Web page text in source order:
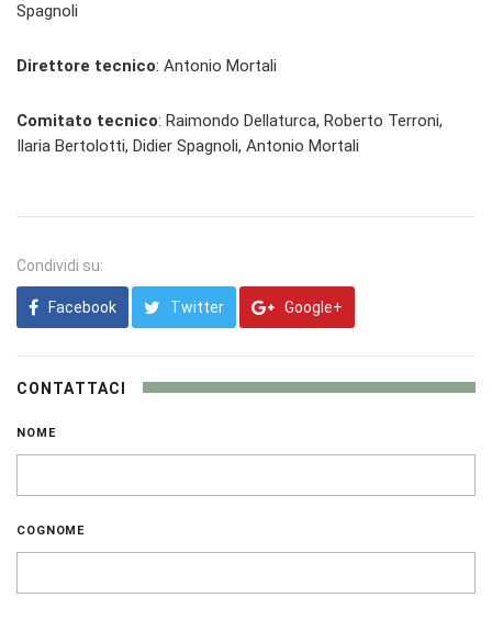
Spagnoli
Direttore tecnico: Antonio Mortali
Comitato tecnico: Raimondo Dellaturca, Roberto Terroni,
Ilaria Bertolotti, Didier Spagnoli, Antonio Mortali
Condividi su:
Facebook Twitter Google+
CONTATTACI
NOME
COGNOME